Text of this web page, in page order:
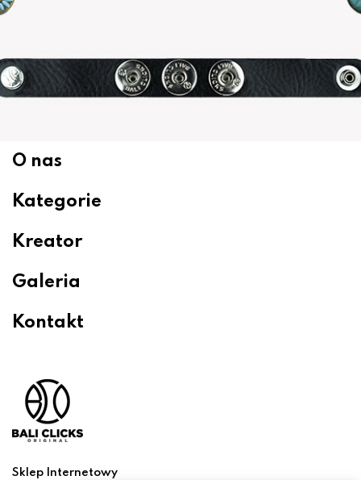
O nas
Kategorie
Kreator
Galeria
Kontakt
Sklep Internetowy